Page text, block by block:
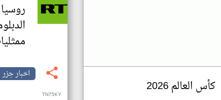
كأس العالم 2026
ممثليات
اخبار جزر
TN75KY